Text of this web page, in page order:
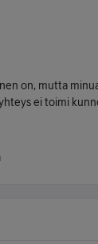
on, mutta
ei toimi